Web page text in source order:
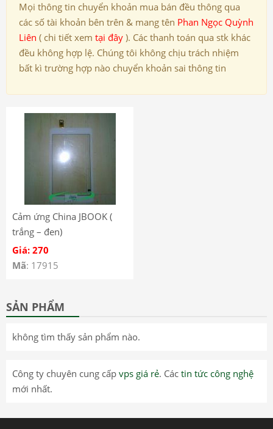
Mọi thông tin chuyển khoản mua bán đều thông qua
các số tài khoản bên trên & mang tên Phan Ngọc Quỳnh
Liên ( chi tiết xem tại đây ). Các thanh toán qua stk khác
đều không hợp lệ. Chúng tôi không chịu trách nhiệm
bất kì trường hợp nào chuyển khoản sai thông tin
Cảm ứng China JBOOK (
trắng – đen)
Giá: 270
Mã: 17915
SẢN PHẨM
không tìm thấy sản phẩm nào.
Công ty chuyên cung cấp vps giá rẻ. Các tin tức công nghệ
mới nhất.